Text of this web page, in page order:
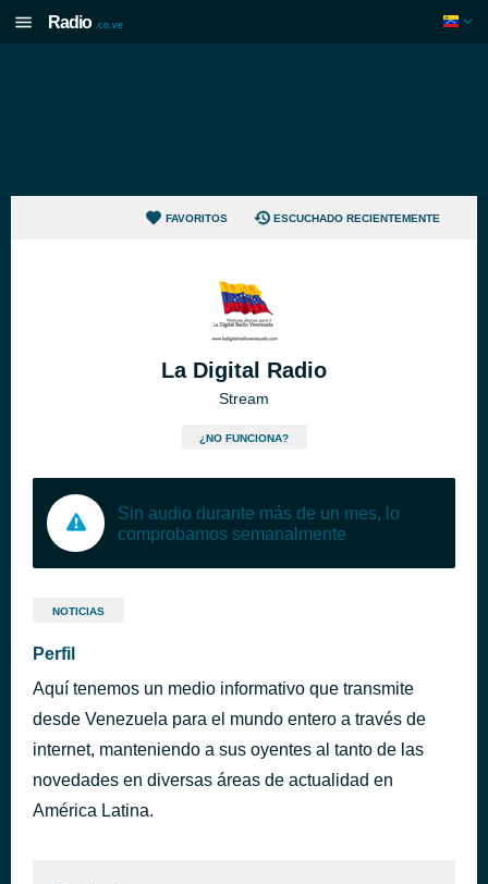
Radio .co.ve
FAVORITOS ESCUCHADO RECIENTEMENTE
La Digital Radio
Stream
¿NO FUNCIONA?
Sin audio durante más de un mes, lo
comprobamos semanalmente
NOTICIAS
Perfil
Aquí tenemos un medio informativo que transmite
desde Venezuela para el mundo entero a través de
internet, manteniendo a sus oyentes al tanto de las
novedades en diversas áreas de actualidad en
América Latina.